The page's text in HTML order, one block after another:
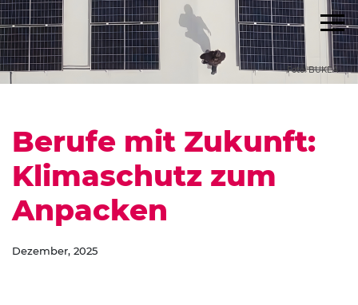
Foto: BUKEA
Berufe mit Zukunft:
Klimaschutz zum
Anpacken
Dezember, 2025